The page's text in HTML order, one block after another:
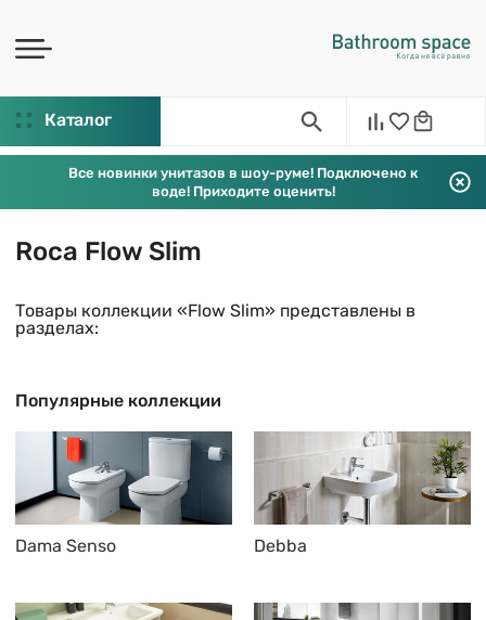
Каталог
Все новинки унитазов в шоу-руме! Подключено к
воде! Приходите оценить!
Roca Flow Slim
Товары коллекции «Flow Slim» представлены в
разделах:
Популярные коллекции
Dama Senso Debba